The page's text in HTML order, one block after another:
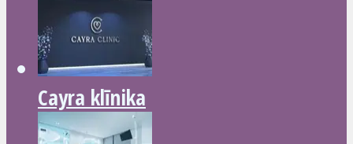
Cayra klīnika